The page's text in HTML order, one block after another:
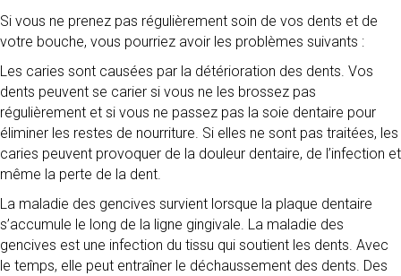
Si vous ne prenez pas régulièrement soin de vos dents et de
votre bouche, vous pourriez avoir les problèmes suivants :
Les caries sont causées par la détérioration des dents. Vos
dents peuvent se carier si vous ne les brossez pas
régulièrement et si vous ne passez pas la soie dentaire pour
éliminer les restes de nourriture. Si elles ne sont pas traitées, les
caries peuvent provoquer de la douleur dentaire, de l’infection et
même la perte de la dent.
La maladie des gencives survient lorsque la plaque dentaire
s’accumule le long de la ligne gingivale. La maladie des
gencives est une infection du tissu qui soutient les dents. Avec
le temps, elle peut entraîner le déchaussement des dents. Des